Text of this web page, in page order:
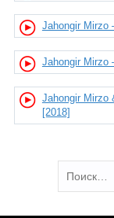
Jahongir
Jahongir Mirzo
Jahongir Mirzo
[2018]